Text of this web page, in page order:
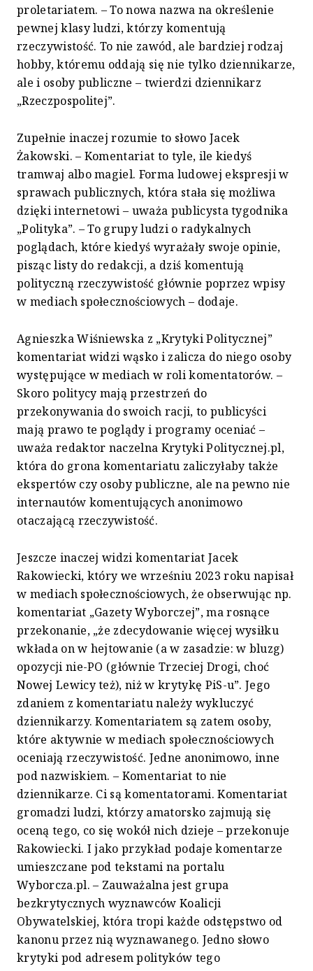
proletariatem. – To nowa nazwa na określenie
pewnej klasy ludzi, którzy komentują
rzeczywistość. To nie zawód, ale bardziej rodzaj
hobby, któremu oddają się nie tylko dziennikarze,
ale i osoby publiczne – twierdzi dziennikarz
„Rzeczpospolitej”.
Zupełnie inaczej rozumie to słowo Jacek
Żakowski. – Komentariat to tyle, ile kiedyś
tramwaj albo magiel. Forma ludowej ekspresji w
sprawach publicznych, która stała się możliwa
dzięki internetowi – uważa publicysta tygodnika
„Polityka”. – To grupy ludzi o radykalnych
poglądach, które kiedyś wyrażały swoje opinie,
pisząc listy do redakcji, a dziś komentują
polityczną rzeczywistość głównie poprzez wpisy
w mediach społecznościowych – dodaje.
Agnieszka Wiśniewska z „Krytyki Politycznej”
komentariat widzi wąsko i zalicza do niego osoby
występujące w mediach w roli komentatorów. –
Skoro politycy mają przestrzeń do
przekonywania do swoich racji, to publicyści
mają prawo te poglądy i programy oceniać –
uważa redaktor naczelna Krytyki Politycznej.pl,
która do grona komentariatu zaliczyłaby także
ekspertów czy osoby publiczne, ale na pewno nie
internautów komentujących anonimowo
otaczającą rzeczywistość.
Jeszcze inaczej widzi komentariat Jacek
Rakowiecki, który we wrześniu 2023 roku napisał
w mediach społecznościowych, że obserwując np.
komentariat „Gazety Wyborczej”, ma rosnące
przekonanie, „że zdecydowanie więcej wysiłku
wkłada on w hejtowanie (a w zasadzie: w bluzg)
opozycji nie-PO (głównie Trzeciej Drogi, choć
Nowej Lewicy też), niż w krytykę PiS-u”. Jego
zdaniem z komentariatu należy wykluczyć
dziennikarzy. Komentariatem są zatem osoby,
które aktywnie w mediach społecznościowych
oceniają rzeczywistość. Jedne anonimowo, inne
pod nazwiskiem. – Komentariat to nie
dziennikarze. Ci są komentatorami. Komentariat
gromadzi ludzi, którzy amatorsko zajmują się
oceną tego, co się wokół nich dzieje – przekonuje
Rakowiecki. I jako przykład podaje komentarze
umieszczane pod tekstami na portalu
Wyborcza.pl. – Zauważalna jest grupa
bezkrytycznych wyznawców Koalicji
Obywatelskiej, która tropi każde odstępstwo od
kanonu przez nią wyznawanego. Jedno słowo
krytyki pod adresem polityków tego